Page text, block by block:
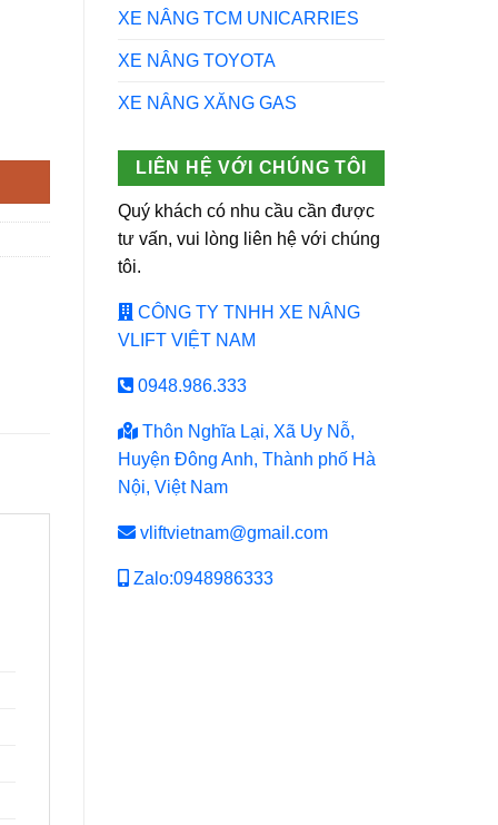
XE NÂNG TCM UNICARRIES
XE NÂNG TOYOTA
XE NÂNG XĂNG GAS
LIÊN HỆ VỚI CHÚNG TÔI
Quý khách có nhu cầu cần được
tư vấn, vui lòng liên hệ với chúng
tôi.
CÔNG TY TNHH XE NÂNG
VLIFT VIỆT NAM
0948.986.333
Thôn Nghĩa Lại, Xã Uy Nỗ,
Huyện Đông Anh, Thành phố Hà
Nội, Việt Nam
vliftvietnam@gmail.com
Zalo:0948986333